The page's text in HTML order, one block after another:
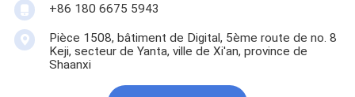
+86 180 6675 5943
Pièce 1508, bâtiment de Digital, 5ème route de no. 8
Keji, secteur de Yanta, ville de Xi'an, province de
Shaanxi